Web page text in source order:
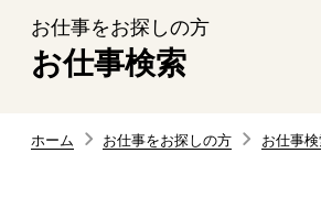
お仕事をお探しの方
お仕事検索
ホーム お仕事をお探しの方 お仕事